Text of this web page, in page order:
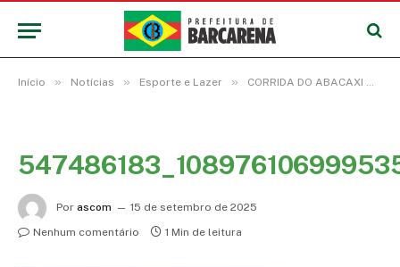
Início » Notícias » Esporte e Lazer » CORRIDA DO ABACAXI MOVIMENTA FESTIVAL E PREMIA VENCEDORES EM DIVERSAS CATEGORIAS
Por ascom
15 de setembro de 2025
Nenhum comentário
1 Min de leitura